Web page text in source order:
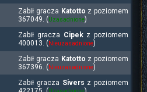
Zabił gracza Katotto z poziomem
367049. ( Uzasadnione)
Zabił gracza Cipekz poziomem
400013. ( Nieuzasadnione)
Zabił gracza Katotto z poziomem
367396. ( Nieuzasadnione)
Zabił gracza Sivers z poziomem